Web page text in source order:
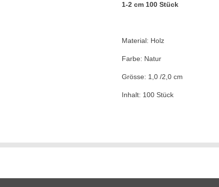
1-2 cm 100 Stück
Material: Holz
Farbe: Natur
Grösse: 1,0 /2,0 cm
Inhalt: 100 Stück